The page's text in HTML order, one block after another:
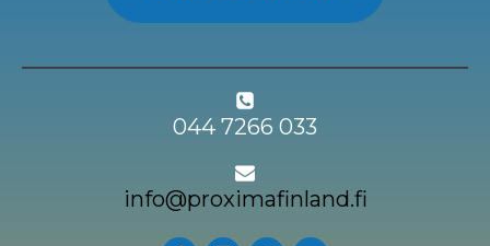
044 7266 033
info@proximafinland.fi